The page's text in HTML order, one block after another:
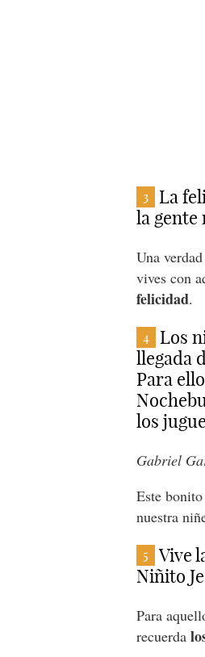
3
La
la gente
Una
vives con
felicidad.
4
Los
llegada
Para
los
Gabriel
Este
nuestra
5
Vive
Niñito
Para
recuerda